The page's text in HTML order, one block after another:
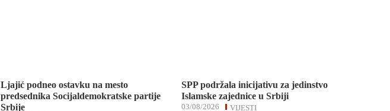
Ljajić podneo ostavku na mesto
predsednika Socijaldemokratske partije
Srbije
SPP podržala inicijativu za jedinstvo
Islamske zajednice u Srbiji
VIJESTI
03/08/2026